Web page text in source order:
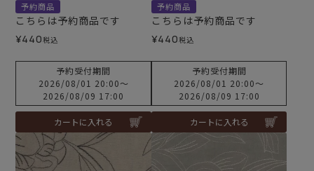
予約商品
こちらは予約商品です
¥440税込
予約受付期間
2026/08/01 20:00〜
2026/08/09 17:00
カートに入れる
予約商品
こちらは予約商品です
¥440税込
予約受付期間
2026/08/01 20:00〜
2026/08/09 17:00
カートに入れる